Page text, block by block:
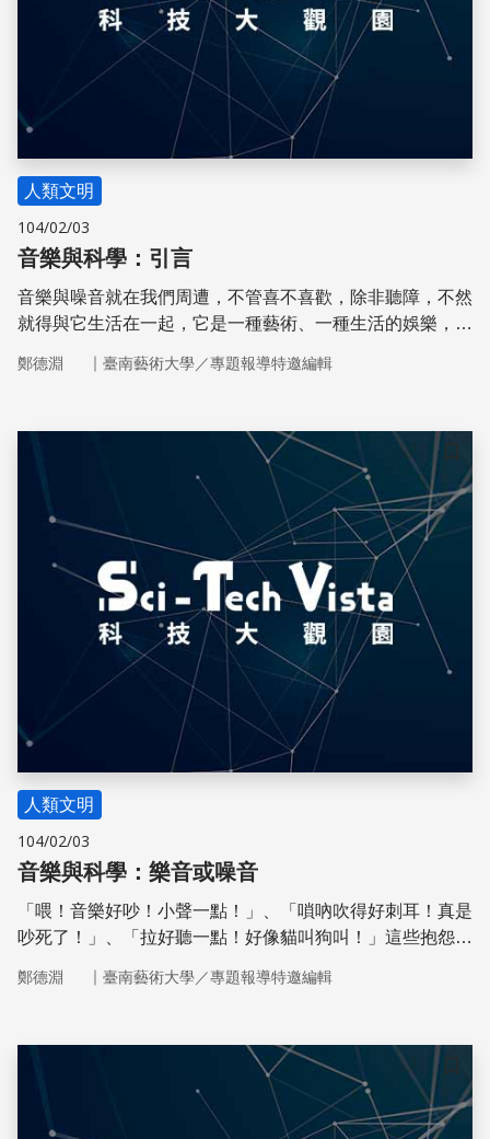
人類文明
104/02/03
音樂與科學：引言
音樂與噪音就在我們周遭，不管喜不喜歡，除非聽障，不然
就得與它生活在一起，它是一種藝術、一種生活的娛樂，但
鄭德淵 ｜ 臺南藝術大學／專題報導特邀編輯
儲存
人類文明
104/02/03
音樂與科學：樂音或噪音
「喂！音樂好吵！小聲一點！」、「嗩吶吹得好刺耳！真是
吵死了！」、「拉好聽一點！好像貓叫狗叫！」這些抱怨很
發出好聽樂音的嗎？
鄭德淵 ｜ 臺南藝術大學／專題報導特邀編輯
儲存